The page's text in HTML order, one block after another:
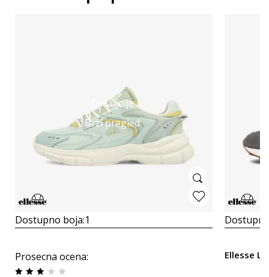
Detaljnije
Brzi pregled
Dostupno boja:1
Prosecna ocena: Ellesse